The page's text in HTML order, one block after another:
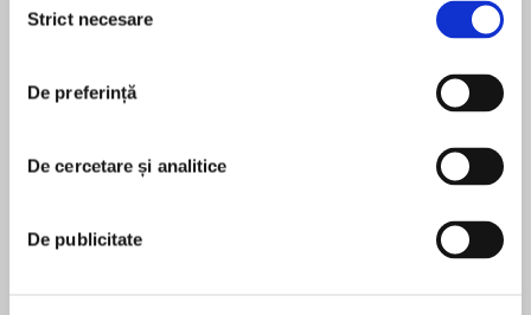
consimțământului
Strict necesare
De preferință
De cercetare și analitice
De publicitate
An invisible girl is a priceless weapon. Fiona's
own father has been forcing her to do his dirty
people to stealing cars to breaking into bank
After sixteen years, Fiona's had enough. She
and her mother flee to a small town, and for the
first time in her life, Fiona feels like a normal life
În acest moment nu există recenzii
Natalie Whipple
Natalie Whipple loves testing new concoctions in
the kitchen, and sometimes pretends she's